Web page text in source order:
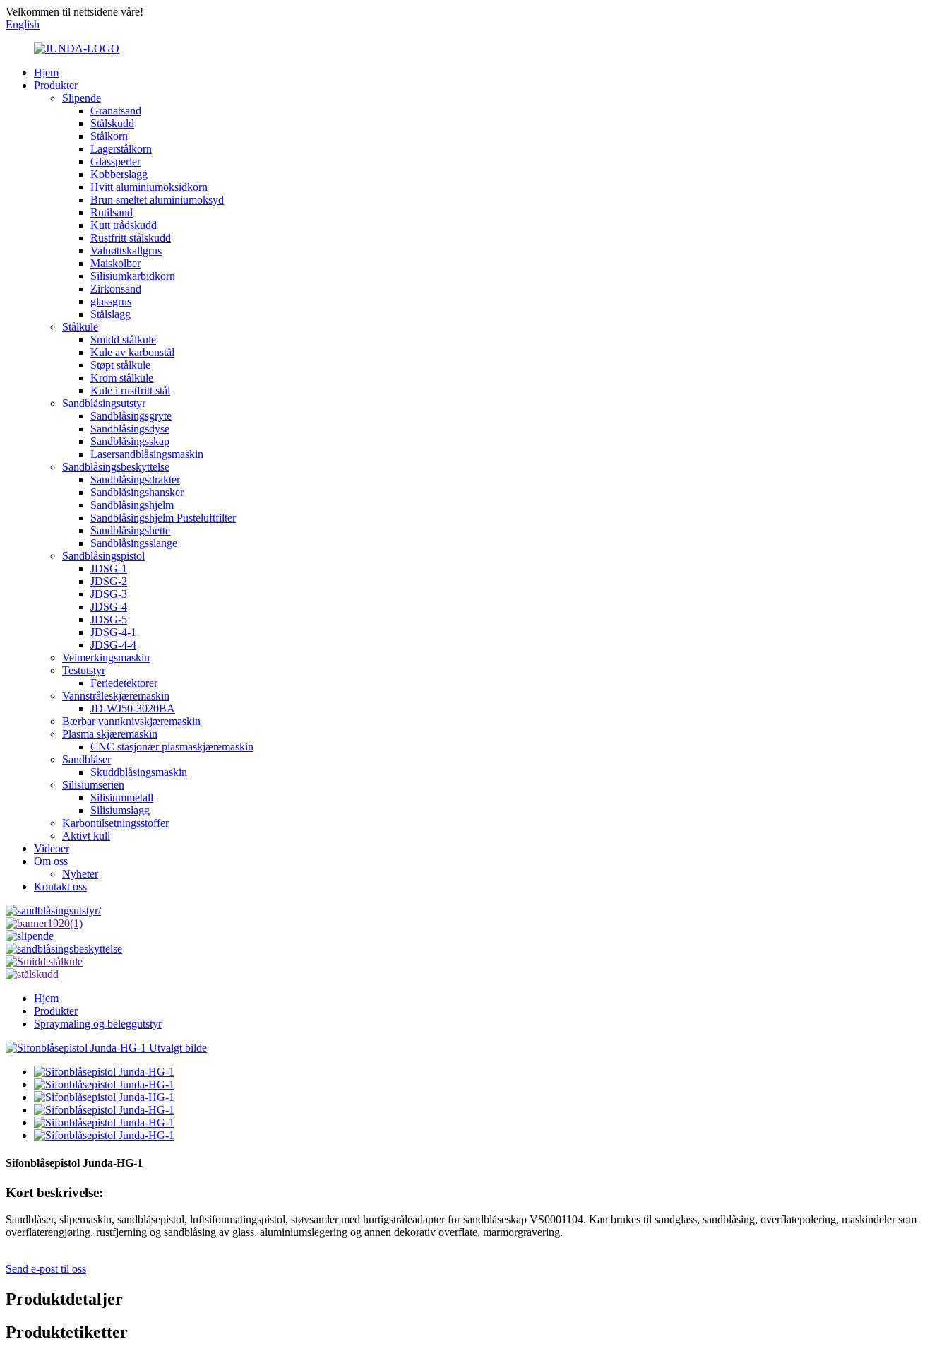
Velkommen til nettsidene våre!
English
Hjem
Produkter
Slipende
Granatsand
Stålskudd
Stålkorn
Lagerstålkorn
Glassperler
Kobberslagg
Hvitt aluminiumoksidkorn
Brun smeltet aluminiumoksyd
Rutilsand
Kutt trådskudd
Rustfritt stålskudd
Valnøttskallgrus
Maiskolber
Silisiumkarbidkorn
Zirkonsand
glassgrus
Stålslagg
Stålkule
Smidd stålkule
Kule av karbonstål
Støpt stålkule
Krom stålkule
Kule i rustfritt stål
Sandblåsingsutstyr
Sandblåsingsgryte
Sandblåsingsdyse
Sandblåsingsskap
Lasersandblåsingsmaskin
Sandblåsingsbeskyttelse
Sandblåsingsdrakter
Sandblåsingshansker
Sandblåsingshjelm
Sandblåsingshjelm Pusteluftfilter
Sandblåsingshette
Sandblåsingsslange
Sandblåsingspistol
JDSG-1
JDSG-2
JDSG-3
JDSG-4
JDSG-5
JDSG-4-1
JDSG-4-4
Veimerkingsmaskin
Testutstyr
Feriedetektorer
Vannstråleskjæremaskin
JD-WJ50-3020BA
Bærbar vannknivskjæremaskin
Plasma skjæremaskin
CNC stasjonær plasmaskjæremaskin
Sandblåser
Skuddblåsingsmaskin
Silisiumserien
Silisiummetall
Silisiumslagg
Karbontilsetningsstoffer
Aktivt kull
Videoer
Om oss
Nyheter
Kontakt oss
Hjem
Produkter
Spraymaling og beleggutstyr
Sifonblåsepistol Junda-HG-1
Kort beskrivelse:
Sandblåser, slipemaskin, sandblåsepistol, luftsifonmatingspistol, støvsamler med hurtigstråleadapter for sandblåseskap VS0001104. Kan brukes til sandglass, sandblåsing, overflatepolering, maskindeler som
overflaterengjøring, rustfjerning og sandblåsing av glass, aluminiumslegering og annen dekorativ overflate, marmorgravering.
Send e-post til oss
Produktdetaljer
Produktetiketter